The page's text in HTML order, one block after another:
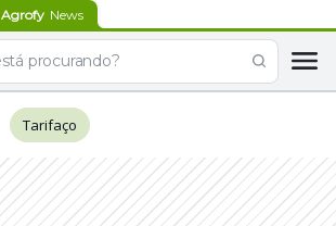
Agrofy News
Tarifaço